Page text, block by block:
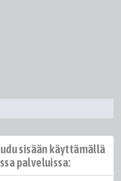
sisään käyttämällä
palveluissa: